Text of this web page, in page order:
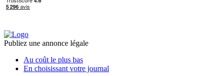
Publiez une annonce légale
Au coût le plus bas
En choisissant votre journal